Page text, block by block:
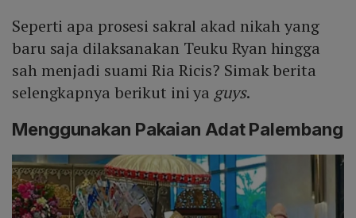
Seperti apa prosesi sakral akad nikah yang
baru saja dilaksanakan Teuku Ryan hingga
sah menjadi suami Ria Ricis? Simak berita
selengkapnya berikut ini yaguys.
Menggunakan Pakaian Adat Palembang